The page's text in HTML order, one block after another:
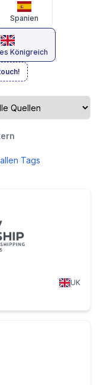
Spanien
Königreich
Tags
UK